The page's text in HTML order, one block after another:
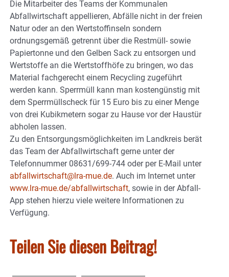
Die Mitarbeiter des Teams der Kommunalen
Abfallwirtschaft appellieren, Abfälle nicht in der freien
Natur oder an den Wertstoffinseln sondern
ordnungsgemäß getrennt über die Restmüll- sowie
Papiertonne und den Gelben Sack zu entsorgen und
Wertstoffe an die Wertstoffhöfe zu bringen, wo das
Material fachgerecht einem Recycling zugeführt
werden kann. Sperrmüll kann man kostengünstig mit
dem Sperrmüllscheck für 15 Euro bis zu einer Menge
von drei Kubikmetern sogar zu Hause vor der Haustür
abholen lassen.
Zu den Entsorgungsmöglichkeiten im Landkreis berät
das Team der Abfallwirtschaft gerne unter der
Telefonnummer 08631/699-744 oder per E-Mail unter
abfallwirtschaft@lra-mue.de. Auch im Internet unter
www.lra-mue.de/abfallwirtschaft, sowie in der Abfall-
App stehen hierzu viele weitere Informationen zu
Verfügung.
Teilen Sie diesen Beitrag!